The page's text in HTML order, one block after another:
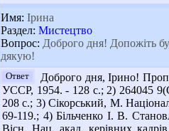
Имя: Ірина
Раздел: Мистецтво
Вопрос: Доброго дня! Допожіть
дякую!
Ответ
Доброго дня, Ірино!
УССР, 1954. - 128 с.; 2) 264045
208 с.; 3) Сікорський, М.
69-119.; 4) Більченко І. В.
Вісн. Нац. акад. керівних